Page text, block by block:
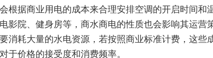
根据商业用电的成本来合理安排空调的开启时间和
影院、健身房等，商水商电的性质也会影响其运营
消耗大量的水电资源，若按照商业标准计费，这些
于价格的接受度和消费频率。